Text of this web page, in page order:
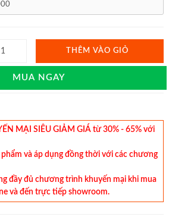
THÊM VÀO GIỎ
MUA NGAY
MẠI SIÊU GIẢM GIÁ từ 30% - 65% với
và áp dụng đồng thời với các chương
đầy đủ chương trình khuyến mại khi mua
và đến trực tiếp showroom.